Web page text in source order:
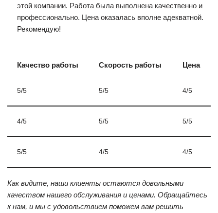
этой компании. Работа была выполнена качественно и
профессионально. Цена оказалась вполне адекватной.
Рекомендую!
Качество работы Скорость работы Цена
5/5 5/5 4/5
4/5 5/5 5/5
5/5 4/5 4/5
Как видите, наши клиенты остаются довольными
качеством нашего обслуживания и ценами. Обращайтесь
к нам, и мы с удовольствием поможем вам решить